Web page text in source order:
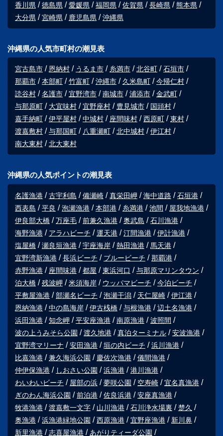
香川県
徳島県 愛媛県 福岡県 佐賀県 長崎県
熊本県
大分県
宮崎県 鹿児島県 沖縄県
沖縄県の人気市町村の潮見表
宮古島市 恩納村 うるま市 糸満市 北谷町
石垣市
那覇市
本部町 竹富町 沖縄市 久米島町
今帰仁村
読谷村
名護市 宜野湾市 南城市 浦添市
金武町
与那原町
大宜味村 宜野座村 豊見城市
国頭村
嘉手納町
伊平屋村 中城村 座間味村 西原町
東村
渡嘉敷村
与那国町 八重瀬町 北中城村
伊江村
南大東村
北大東村
沖縄県の人気ポイントの潮見表
名護漁港 古宇利島 備瀬崎 真栄田岬 海中道路
石垣港
西表島
平良 泡瀬漁港 本部港 糸満港 池間
屋我地漁港
伊良部大橋
万座毛 前兼久漁港 奥武島
石川漁港
海野漁港
アラハビーチ 運天港 汀間漁港
伊計漁港
塩屋橋
瀬良垣漁港 宇座海岸 熱田漁港
馬天港
宜野湾新漁港
長浜ビーチ ブルービーチ
那覇港
赤野漁港
座間味港 都屋 東浜河口
与那原マリンタウン
泊大橋
残波岬 米須海岸 ウッパマビーチ
今泊ビーチ
平敷屋漁港
部瀬名ビーチ 泡瀬干潟 天仁屋崎
伊江港
恩納漁港
中の島海岸 伊古桟橋 与根漁港
辺土名漁港
浜田漁港
知念岬 平安座漁港 南原漁港
波照間
波の上うみそら公園
渡久地港 真泊ターミナル
安波漁港
宜野湾マリーナ
安田漁港 垣の内ビーチ
浜川漁港
比嘉漁港
兼久海浜公園 慶佐次漁港
儀間漁港
仲伊保漁港
しおさい公園 浜漁港
港川漁港
わいわいビーチ
屋部の浜 夢咲公園 空寿崎
宜名真漁港
ぎのわん海浜公園
前泊港 佐良浜港
安座真漁港
牧港漁港
渡嘉敷一文字 山川漁港 石川浄水場裏
楚久
奥漁港
浜漁港緑地公園 西原漁港 宜野座漁港
新川鼻
新里漁港
志喜屋漁港 あがりティーダ公園